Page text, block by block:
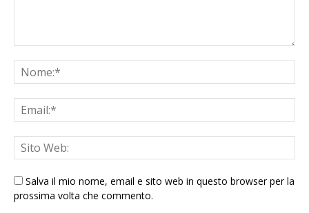
Salva il mio nome, email e sito web in questo browser per la
prossima volta che commento.